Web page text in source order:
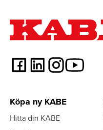
Köpa ny KABE
Hitta din KABE